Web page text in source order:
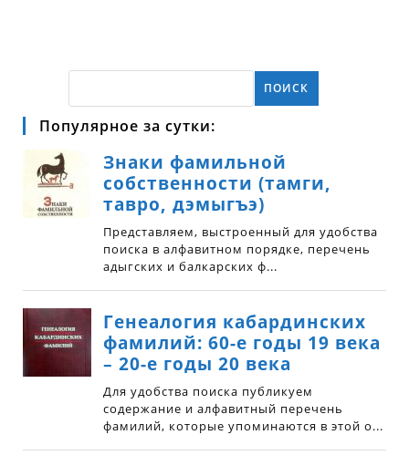
ПОИСК
Популярное за сутки: